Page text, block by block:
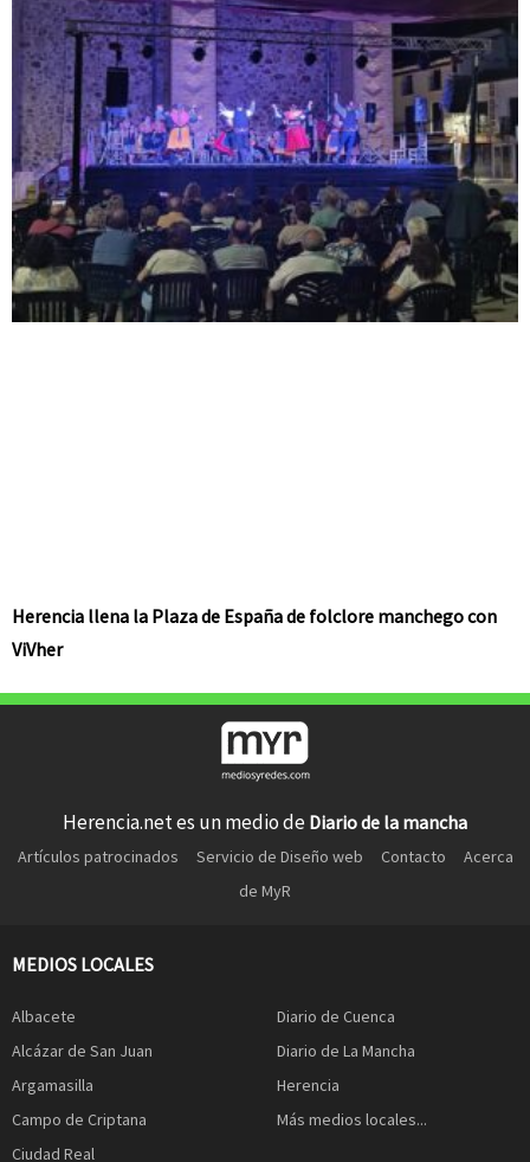
Herencia llena la Plaza de España de folclore manchego con
ViVher
Herencia.net es un medio de Diario de la mancha
Artículos patrocinados Servicio de Diseño web Contacto
Acerca
de MyR
MEDIOS LOCALES
Albacete
Alcázar de San Juan
Argamasilla
Campo de Criptana
Ciudad Real
Diario de Cuenca
Diario de La Mancha
Herencia
Más medios locales...